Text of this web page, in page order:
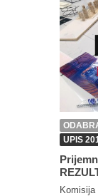
UPIS